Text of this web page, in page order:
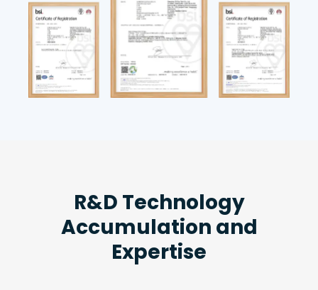
R&D Technology
Accumulation and
Expertise